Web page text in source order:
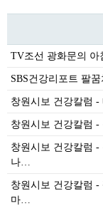
TV조선 광화문의 아
SBS건강리포트 팔
창원시보 건강칼럼 -
창원시보 건강칼럼 -
창원시보 건강칼럼
나…
창원시보 건강칼럼 -
마…